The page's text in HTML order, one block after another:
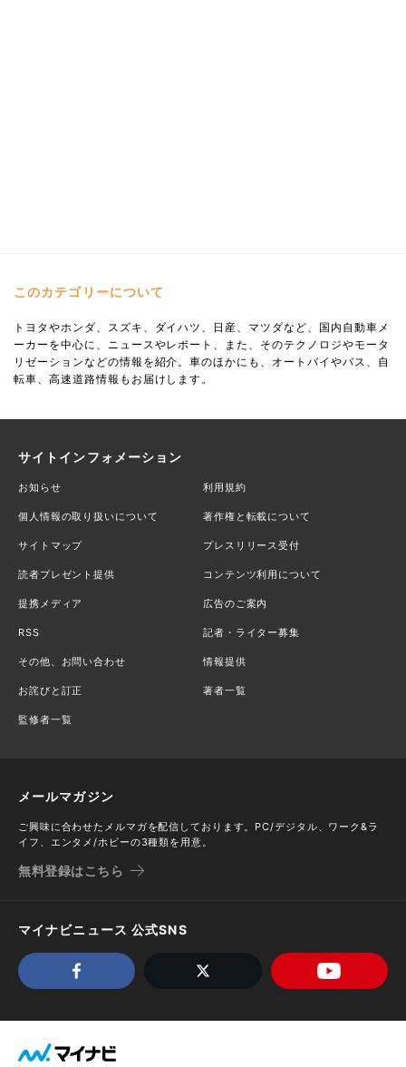
このカテゴリーについて
トヨタやホンダ、スズキ、ダイハツ、日産、マツダなど、国内自動車メ
ーカーを中心に、ニュースやレポート、また、そのテクノロジやモータ
リゼーションなどの情報を紹介。車のほかにも、オートバイやバス、自
転車、高速道路情報もお届けします。
サイトインフォメーション
お知らせ 利用規約
個人情報の取り扱いについて 著作権と転載について
サイトマップ プレスリリース受付
読者プレゼント提供 コンテンツ利用について
提携メディア 広告のご案内
RSS 記者・ライター募集
その他、お問い合わせ 情報提供
お詫びと訂正 著者一覧
監修者一覧
メールマガジン
ご興味に合わせたメルマガを配信しております。PC/デジタル、ワーク&ラ
イフ、エンタメ/ホビーの3種類を用意。
無料登録はこちら
マイナビニュース 公式SNS